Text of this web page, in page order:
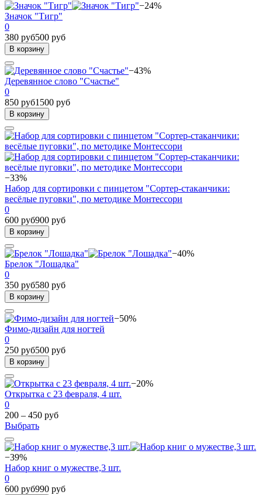
−24%
Значок "Тигр"
0
380 руб500 руб
В корзину
−43%
Деревянное слово "Счастье"
0
850 руб1500 руб
В корзину
−33%
Набор для сортировки с пинцетом "Сортер-стаканчики:
весёлые пуговки", по методике Монтессори
0
600 руб900 руб
В корзину
−40%
Брелок "Лошадка"
0
350 руб580 руб
В корзину
−50%
Фимо-дизайн для ногтей
0
250 руб500 руб
В корзину
−20%
Открытка с 23 февраля, 4 шт.
0
200 – 450 руб
Выбрать
−39%
Набор книг о мужестве,3 шт.
0
600 руб990 руб